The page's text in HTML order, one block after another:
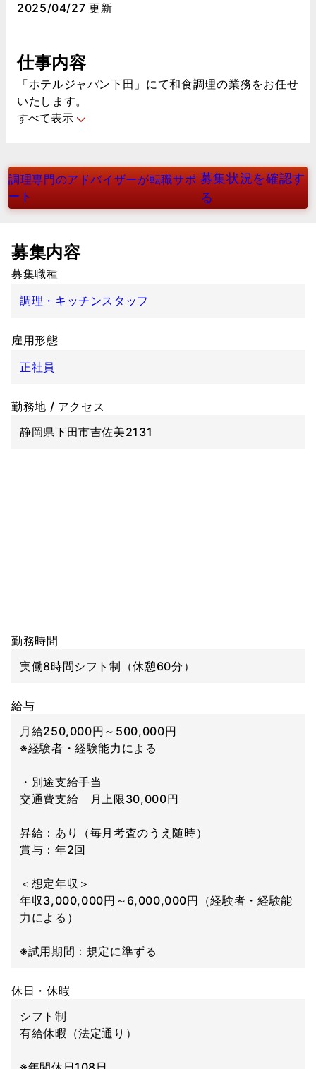
2025/04/27 更新
仕事内容
「ホテルジャパン下田」にて和食調理の業務をお任せ
いたします。
すべて表示
調理専門のアドバイザーが転職サポ
ート
募集状況を確認す
る
募集内容
募集職種
調理・キッチンスタッフ
雇用形態
正社員
勤務地 / アクセス
静岡県下田市吉佐美2131
勤務時間
実働8時間シフト制（休憩60分）
給与
月給250,000円～500,000円
※経験者・経験能力による
・別途支給手当
交通費支給 月上限30,000円
昇給：あり（毎月考査のうえ随時）
賞与：年2回
＜想定年収＞
年収3,000,000円～6,000,000円（経験者・経験能
力による）
※試用期間：規定に準ずる
休日・休暇
シフト制
有給休暇（法定通り）